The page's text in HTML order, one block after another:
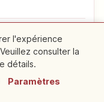
UNESCO et
l'expérience
consulter la
détails.
Paramètres